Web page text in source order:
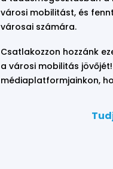
városi mobilitást, és
városai számára.
Csatlakozzon hozzánk
a városi mobilitás
médiaplatformjainkon,